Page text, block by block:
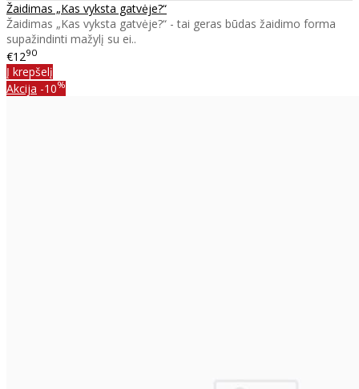
Žaidimas „Kas vyksta gatvėje?“
Žaidimas „Kas vyksta gatvėje?“ - tai geras būdas žaidimo forma
supažindinti mažylį su ei..
€1290
Į krepšelį
Akcija -10%